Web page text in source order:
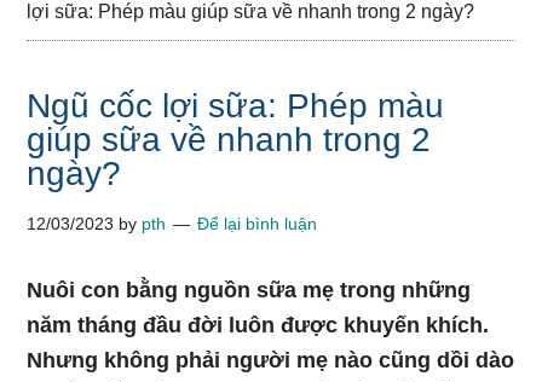
lợi sữa: Phép màu giúp sữa về nhanh trong 2 ngày?
Ngũ cốc lợi sữa: Phép màu
giúp sữa về nhanh trong 2
ngày?
12/03/2023 by pth Để lại bình luận
Nuôi con bằng nguồn sữa mẹ trong những
năm tháng đầu đời luôn được khuyến khích.
Nhưng không phải người mẹ nào cũng dồi dào